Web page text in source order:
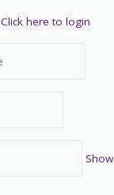
Click here to login
Show